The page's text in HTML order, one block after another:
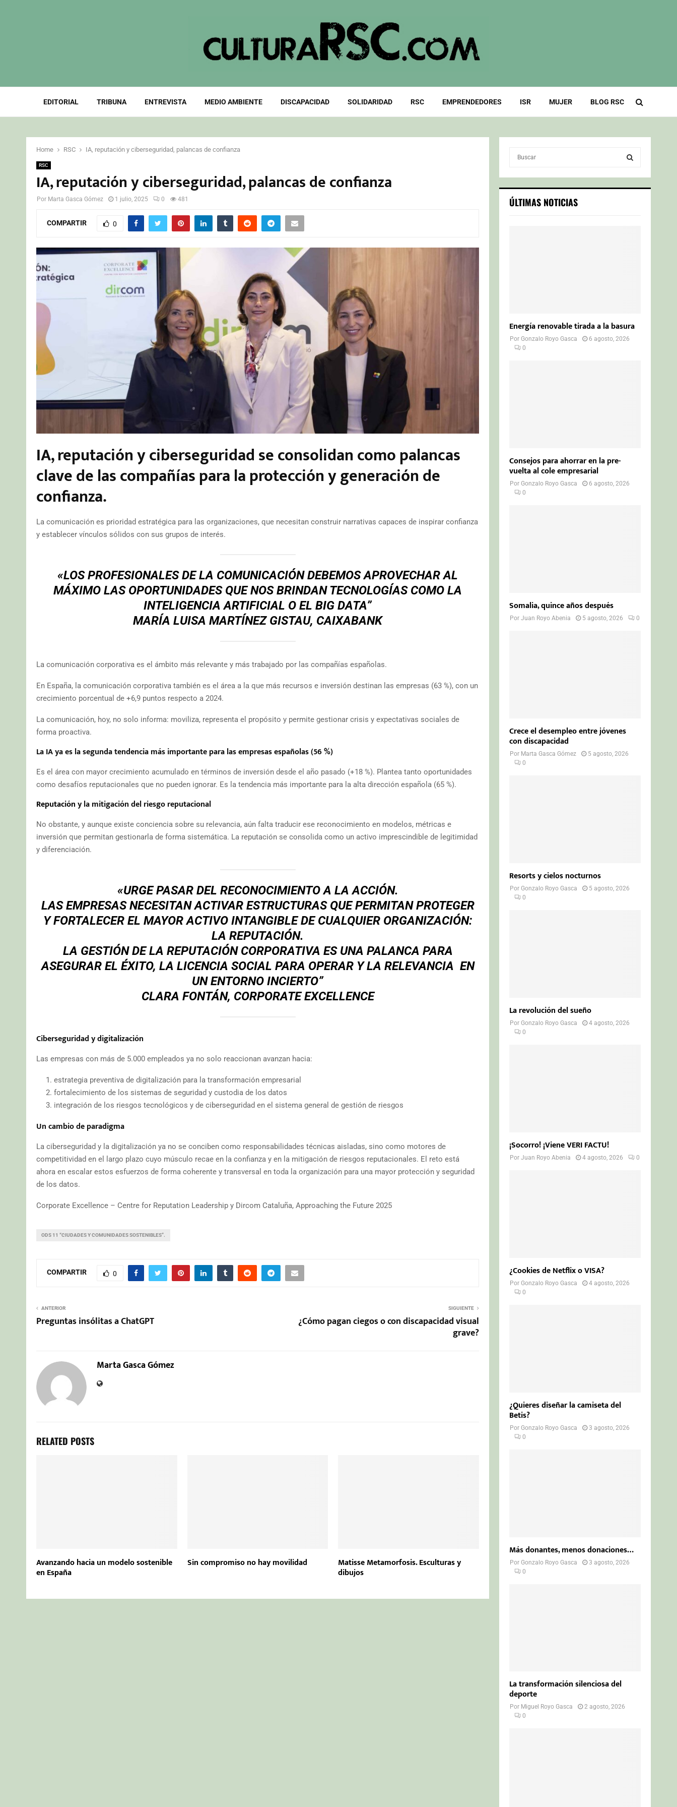
EDITORIAL TRIBUNA ENTREVISTA MEDIO AMBIENTE DISCAPACIDAD SOLIDARIDAD RSC EMPRENDEDORES ISR MUJER BLOG RSC
Home RSC IA, reputación y ciberseguridad, palancas de confianza
RSC
IA, reputación y ciberseguridad, palancas de confianza
Por Marta Gasca Gómez 1 julio, 2025 0 481
COMPARTIR 0
IA, reputación y ciberseguridad se consolidan como palancas
clave de las compañías para la protección y generación de
confianza.
La comunicación es prioridad estratégica para las organizaciones, que necesitan construir narrativas capaces de inspirar confianza
y establecer vínculos sólidos con sus grupos de interés.
«LOS PROFESIONALES DE LA COMUNICACIÓN DEBEMOS APROVECHAR AL
MÁXIMO LAS OPORTUNIDADES QUE NOS BRINDAN TECNOLOGÍAS COMO LA
INTELIGENCIA ARTIFICIAL O EL BIG DATA”
MARÍA LUISA MARTÍNEZ GISTAU, CAIXABANK
La comunicación corporativa es el ámbito más relevante y más trabajado por las compañías españolas.
En España, la comunicación corporativa también es el área a la que más recursos e inversión destinan las empresas (63 %), con un
crecimiento porcentual de +6,9 puntos respecto a 2024.
La comunicación, hoy, no solo informa: moviliza, representa el propósito y permite gestionar crisis y expectativas sociales de
forma proactiva.
La IA ya es la segunda tendencia más importante para las empresas españolas (56 %)
Es el área con mayor crecimiento acumulado en términos de inversión desde el año pasado (+18 %). Plantea tanto oportunidades
como desafíos reputacionales que no pueden ignorar. Es la tendencia más importante para la alta dirección española (65 %).
Reputacióny la mitigación del riesgo reputacional
No obstante, y aunque existe conciencia sobre su relevancia, aún falta traducir ese reconocimiento en modelos, métricas e
inversión que permitan gestionarla de forma sistemática. La reputación se consolida como un activo imprescindible de legitimidad
y diferenciación.
«URGE PASAR DEL RECONOCIMIENTO A LA ACCIÓN.
LAS EMPRESAS NECESITAN ACTIVAR ESTRUCTURAS QUE PERMITAN PROTEGER
Y FORTALECER EL MAYOR ACTIVO INTANGIBLE DE CUALQUIER ORGANIZACIÓN:
LA REPUTACIÓN.
LA GESTIÓN DE LA REPUTACIÓN CORPORATIVA ES UNA PALANCA PARA
ASEGURAR EL ÉXITO, LA LICENCIA SOCIAL PARA OPERAR Y LA RELEVANCIA EN
UN ENTORNO INCIERTO”
CLARA FONTÁN, CORPORATE EXCELLENCE
Ciberseguridad y digitalización
Las empresas con más de 5.000 empleados ya no solo reaccionan avanzan hacia:
estrategia preventiva de digitalización para la transformación empresarial
fortalecimiento de los sistemas de seguridad y custodia de los datos
integración de los riesgos tecnológicos y de ciberseguridad en el sistema general de gestión de riesgos
Un cambio de paradigma
La ciberseguridad y la digitalización ya no se conciben como responsabilidades técnicas aisladas, sino como motores de
competitividad en el largo plazo cuyo músculo recae en la confianza y en la mitigación de riesgos reputacionales. El reto está
ahora en escalar estos esfuerzos de forma coherente y transversal en toda la organización para una mayor protección y seguridad
de los datos.
Corporate Excellence – Centre for Reputation Leadership y Dircom Cataluña, Approaching the Future 2025
ODS 11 “CIUDADES Y COMUNIDADES SOSTENIBLES”.
COMPARTIR 0
ANTERIOR
Preguntas insólitas a ChatGPT
SIGUIENTE
¿Cómo pagan ciegos o con discapacidad visual
grave?
Marta Gasca Gómez
RELATED POSTS
Avanzando hacia un modelo sostenible
en España
Sin compromiso no hay movilidad Matisse Metamorfosis. Esculturas y
dibujos
c
h
S
ÚLTIMAS NOTICIAS
Energía renovable tirada a la basura
PorGonzalo Royo Gasca
6 agosto, 2026
0
Consejos para ahorrar en la pre-
vuelta al cole empresarial
PorGonzalo Royo Gasca
6 agosto, 2026
0
Somalia, quince años después
PorJuan Royo Abenia 5 agosto, 2026 0
Crece el desempleo entre jóvenes
con discapacidad
Por Marta Gasca Gómez
5 agosto, 2026
0
Resorts y cielos nocturnos
PorGonzalo Royo Gasca
5 agosto, 2026
0
La revolución del sueño
PorGonzalo Royo Gasca
4 agosto, 2026
0
¡Socorro! ¡Viene VERI FACTU!
PorJuan Royo Abenia 4 agosto, 2026 0
¿Cookies de Netflix o VISA?
PorGonzalo Royo Gasca
4 agosto, 2026
0
¿Quieres diseñar la camiseta del
Betis?
PorGonzalo Royo Gasca
3 agosto, 2026
0
Más donantes, menos donaciones…
PorGonzalo Royo Gasca
3 agosto, 2026
0
La transformación silenciosa del
deporte
Por Miguel Royo Gasca
2 agosto, 2026
0